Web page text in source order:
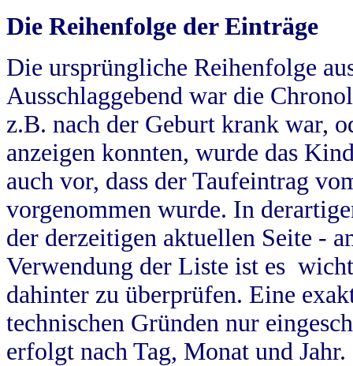
Die Reihenfolge der Einträge
Die ursprüngliche Reihenfolge
Ausschlaggebend war die
z.B. nach der Geburt krank war,
anzeigen konnten, wurde das
auch vor, dass der Taufeintrag
vorgenommen wurde. In
der derzeitigen aktuellen Seite -
Verwendung der Liste ist es
dahinter zu überprüfen. Eine
technischen Gründen nur
erfolgt nach Tag, Monat und Jahr.